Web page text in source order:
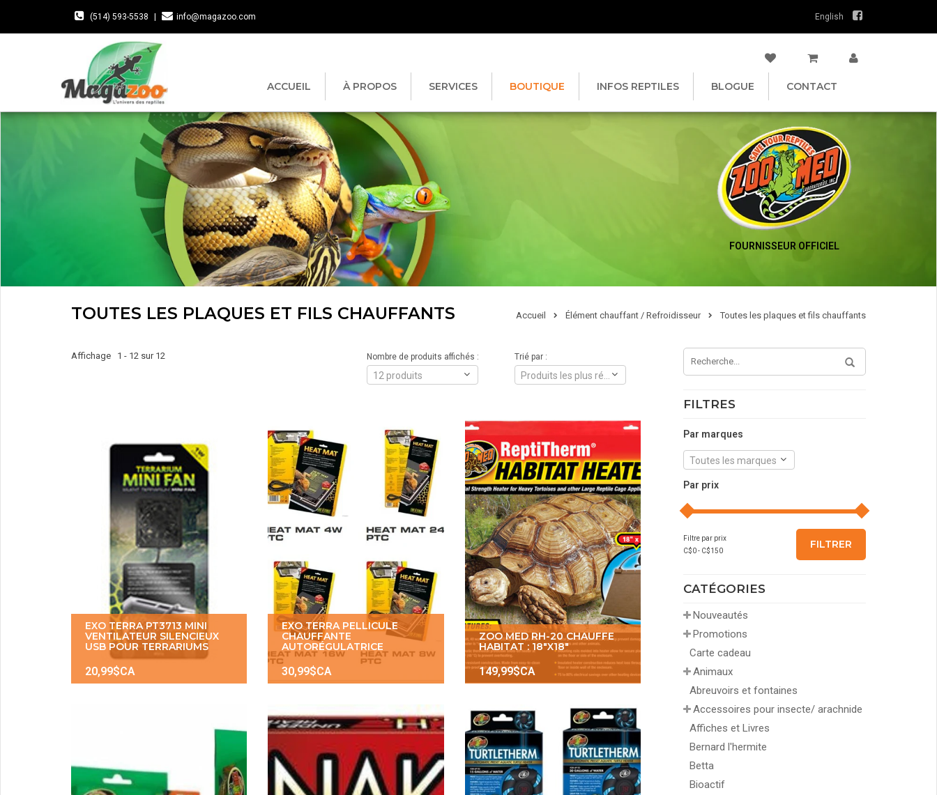
(514) 593-5538 info@magazoo.com English
ACCUEIL À PROPOS SERVICES BOUTIQUE INFOS REPTILES BLOGUE CONTACT
FOURNISSEUR OFFICIEL
TOUTES LES PLAQUES ET FILS CHAUFFANTS Accueil Élément chauffant / Refroidisseur Toutes les plaques et fils chauffants
FILTRES
Par marques
Toutes les marques
Par prix
Filtre par prix
C$0- C$150
FILTRER
CATÉGORIES
Nouveautés
Promotions
Carte cadeau
Animaux
Abreuvoirs et fontaines
Accessoires pour insecte/ arachnide
Affiches et Livres
Bernard l'hermite
Betta
Bioactif
Affichage 1 - 12 sur 12 Trié par :
Nombre de produits affichés :
12 produits
EXO TERRA PT3713 MINI
VENTILATEUR SILENCIEUX
USB POUR TERRARIUMS
20,99$CA
EXO TERRA PELLICULE
CHAUFFANTE
AUTORÉGULATRICE
30,99$CA
ZOO MED RH-20 CHAUFFE
HABITAT : 18"X18"
149,99$CA